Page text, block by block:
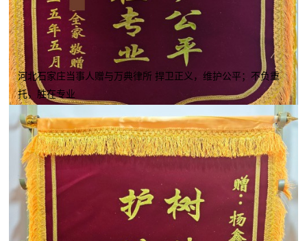
河北石家庄当事人赠与万典律所 捍卫正义，维护公平；不负重
托，胜在专业